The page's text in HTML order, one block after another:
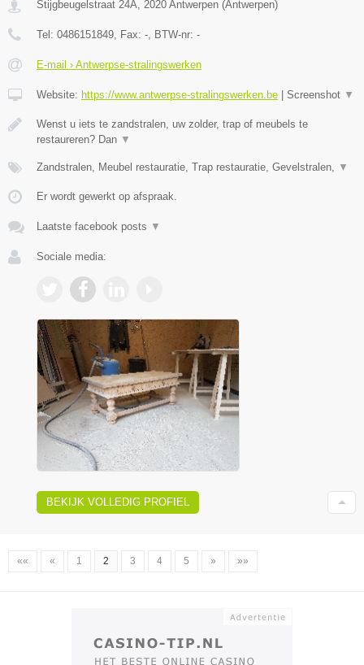
Stijgbeugelstraat 24A, 2020 Antwerpen (Antwerpen)
Tel: 0486151849, Fax: -, BTW-nr: -
E-mail › Antwerpse-stralingswerken
Website: https://www.antwerpse-stralingswerken.be Screenshot ▼
Wenst u iets te zandstralen, uw zolder, trap of meubels te
restaureren? Dan ▼
Zandstralen, Meubel restauratie, Trap restauratie, Gevelstralen, ▼
Er wordt gewerkt op afspraak.
Laatste facebook posts ▼
Sociale media:
BEKIJK VOLLEDIG PROFIEL
«« « 1 2 3 4 5 » »»